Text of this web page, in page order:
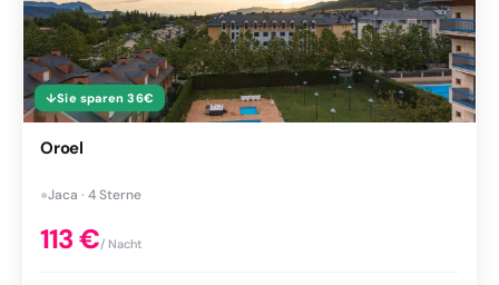
↓Sie sparen 36€
Oroel
●Jaca · 4 Sterne
113€/ Nacht